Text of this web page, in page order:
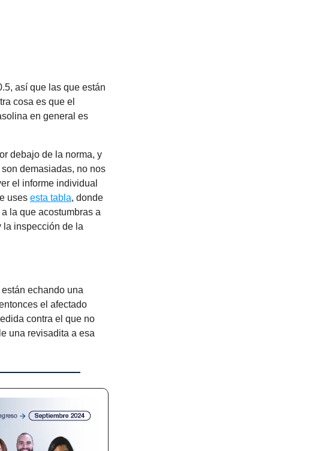
así que las que están
cosa es que el
en general es
debajo de la norma, y
demasiadas, no nos
el informe individual
uses esta tabla, donde
la que acostumbras a
la inspección de la
echando una
el afectado
contra el que no
una revisadita a esa